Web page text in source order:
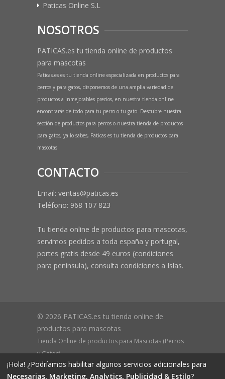
Paticas Online S.L
NOSOTROS
PATICAS.es tu tienda online de productos
para mascotas
Paticas.es es tu tienda online especializada en productos para
perros y para gatos, disponemos de una amplia variedad de
productos a inmejorables precios, en nuestra tienda online
encontrarás de todo para tu perro o tu gato. Descubre nuestra
sección de productos para perros o nuestra tienda de productos
para gatos, ya lo sabes, Paticas es tu tienda de productos para
mascotas.
CONTACTO
Email: ventas@paticas.es
Teléfono: 968 107 823
Tu tienda online de productos para mascotas,
servimos pedidos a toda españa y portugal,
portes gratis desde 49 euros (condiciones
para peninsula), consulta condiciones a Islas.
© 2026 PATICAS.es tu tienda online de
productos para mascotas
Tienda Online de productos para Mascotas (Perros
y Gatos)
CIF B73648305 Domicilio: Av Monteazahar, 4 1º Izq,
¡Hola! ¿Podríamos habilitar algunos servicios adicionales para
Necesarias, Marketing, Analytics, Publicidad & Estilo?